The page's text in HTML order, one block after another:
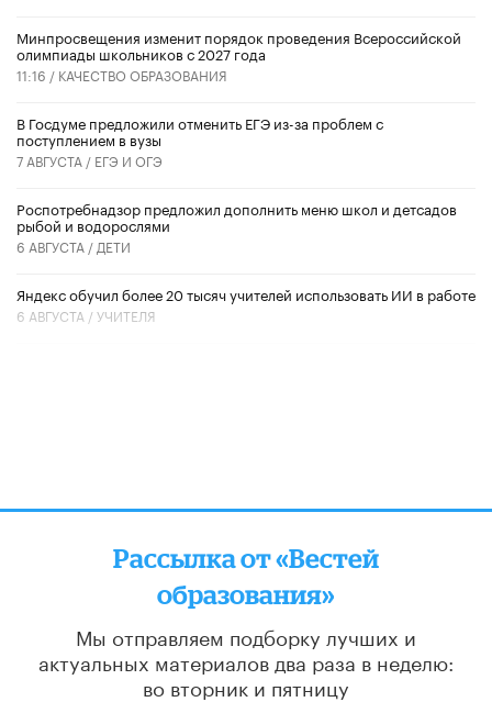
Минпросвещения изменит порядок проведения Всероссийской
олимпиады школьников с 2027 года
11:16 / КАЧЕСТВО ОБРАЗОВАНИЯ
В Госдуме предложили отменить ЕГЭ из-за проблем с
поступлением в вузы
7 АВГУСТА / ЕГЭ И ОГЭ
Роспотребнадзор предложил дополнить меню школ и детсадов
рыбой и водорослями
6 АВГУСТА / ДЕТИ
​Яндекс обучил более 20 тысяч учителей использовать ИИ в работе
6 АВГУСТА /УЧИТЕЛЯ
Рассылка от «Вестей
образования»
Мы отправляем подборку лучших и
актуальных материалов два раза в неделю:
во вторник и пятницу